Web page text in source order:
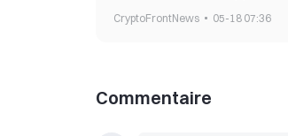
CryptoFrontNews 05-18 07:36
Commentaire